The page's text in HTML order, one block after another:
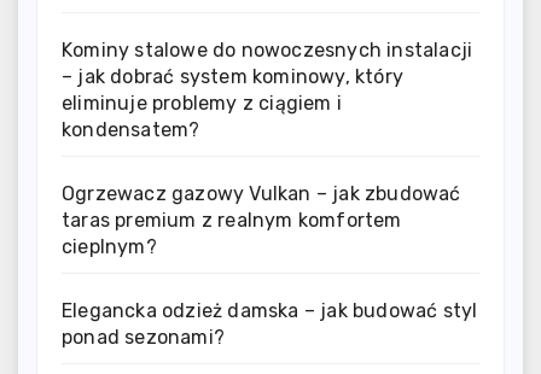
Kominy stalowe do nowoczesnych instalacji
– jak dobrać system kominowy, który
eliminuje problemy z ciągiem i
kondensatem?
Ogrzewacz gazowy Vulkan – jak zbudować
taras premium z realnym komfortem
cieplnym?
Elegancka odzież damska – jak budować styl
ponad sezonami?